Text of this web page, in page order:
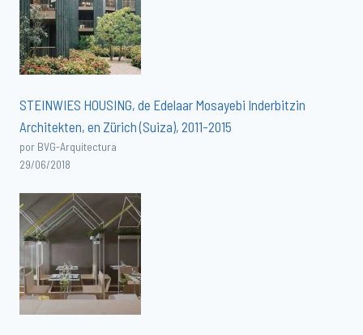
STEINWIES HOUSING, de Edelaar Mosayebi Inderbitzin
Architekten, en Zürich (Suiza), 2011-2015
por BVG-Arquitectura
29/06/2018